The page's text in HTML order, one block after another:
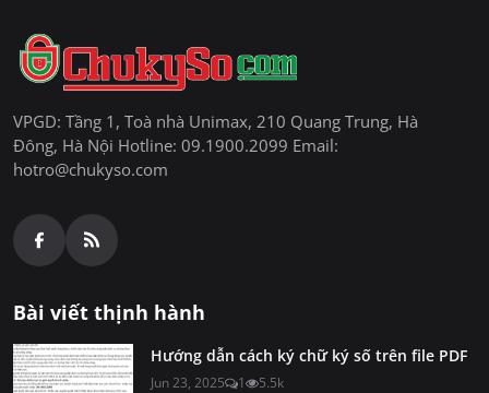
VPGD: Tầng 1, Toà nhà Unimax, 210 Quang Trung, Hà
Đông, Hà Nội Hotline: 09.1900.2099 Email:
hotro@chukyso.com
Bài viết thịnh hành
Hướng dẫn cách ký chữ ký số trên file PDF
Jun 23, 2025 1 5.5k